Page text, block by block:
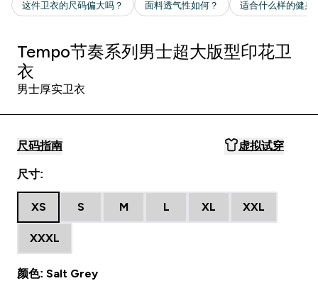
Tempo节奏系列男士超大版型印花卫
衣
男士厚实卫衣
尺码指南 虚拟试穿
尺寸:
XS S M L XL XXL
XXXL
颜色: Salt Grey